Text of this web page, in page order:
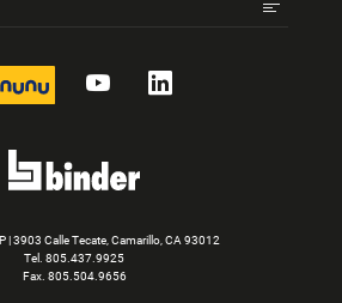
YouTubeLinkedIn
| 3903 Calle Tecate, Camarillo, CA 93012
Tel. 805.437.9925
Fax. 805.504.9656